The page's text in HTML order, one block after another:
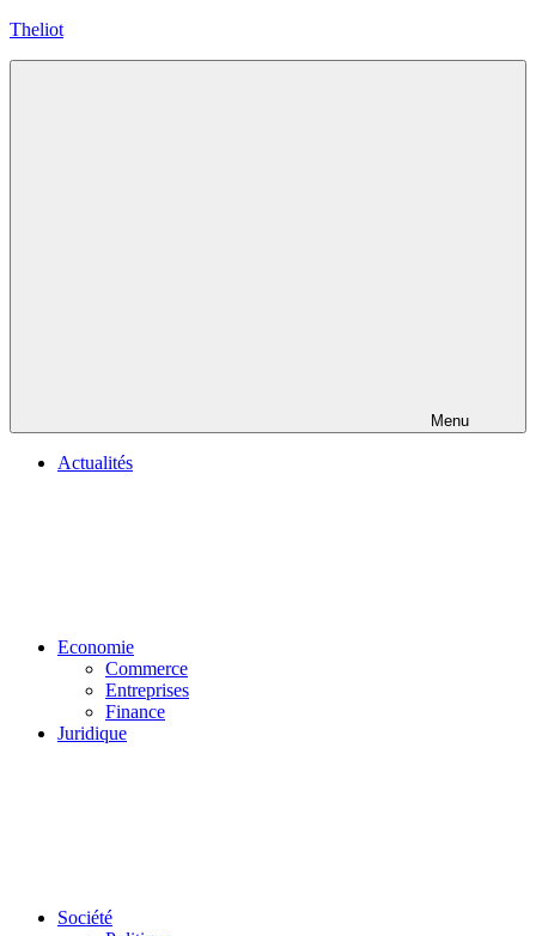
Aller
Theliot
Menu
Actualités
Economie
Commerce
Entreprises
Finance
Juridique
Société